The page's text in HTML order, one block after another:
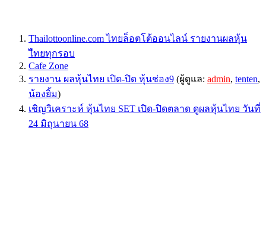
Thailottoonline.com ไทยล็อตโต้ออนไลน์ รายงานผลหุ้น
ไืทยทุกรอบ
Cafe Zone
รายงาน ผลหุ้นไทย เปิด-ปิด หุ้นช่อง9 (ผู้ดูแล: admin, tenten,
น้องยิ้ม)
เชิญวิเคราะห์ หุ้นไทย SET เปิด-ปิดตลาด ดูผลหุ้นไทย วันที่
24 มิถุนายน 68